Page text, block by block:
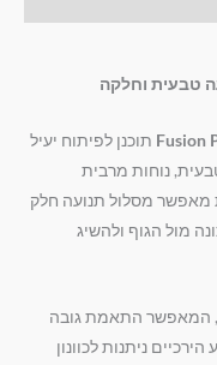
טבעית וחלקה
Fusion תוכנן לפיתוח יעיל
נוחות מרבית
מאפשר מסלול תנועה חלק
מול הגוף ולהשיג
המאפשר התאמת גובה
ניתנות לכוונון